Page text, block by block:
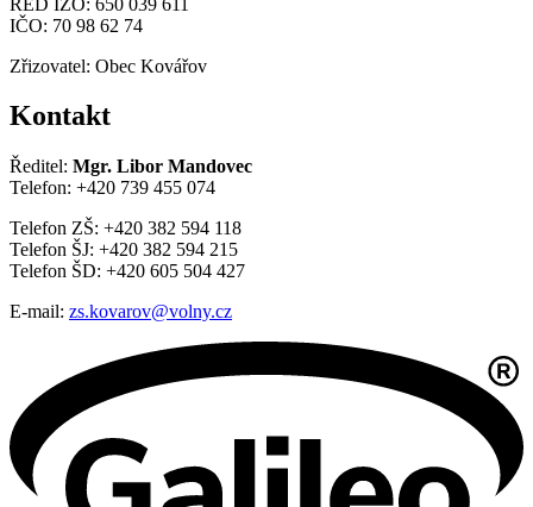
IČO: 70 98 62 74
Zřizovatel: Obec Kovářov
Kontakt
Ředitel: Mgr. Libor Mandovec
Telefon: +420 739 455 074
Telefon ZŠ: +420 382 594 118
Telefon ŠJ: +420 382 594 215
Telefon ŠD: +420 605 504 427
E-mail: zs.kovarov@volny.cz